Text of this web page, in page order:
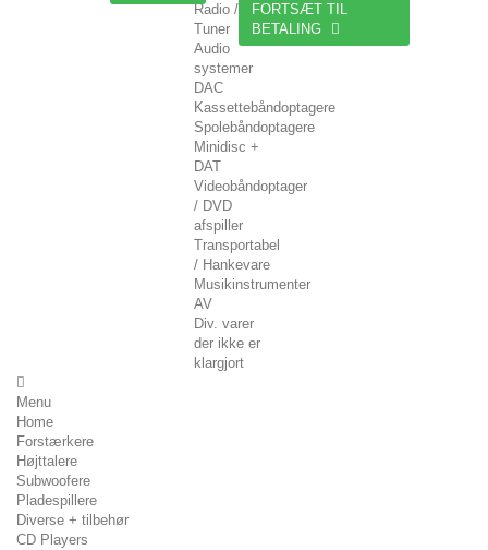
Radio /
Tuner
Audio
systemer
DAC
Kassettebåndoptagere
Spolebåndoptagere
Minidisc +
DAT
Videobåndoptager
/ DVD
afspiller
Transportabel
/ Hankevare
Musikinstrumenter
AV
Div. varer
der ikke er
klargjort
Menu
Home
Forstærkere
Højttalere
Subwoofere
Pladespillere
Diverse + tilbehør
CD Players
FORTSÆT TIL
BETALING